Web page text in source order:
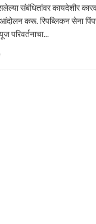
संबंधितांवर कायदेशीर
करू. रिपब्लिकन सेना
परिवर्तनाचा...
Read